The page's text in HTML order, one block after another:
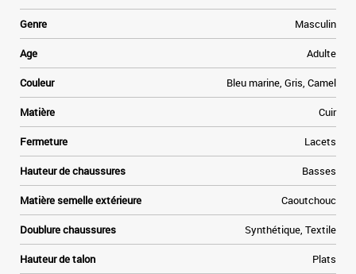
Genre Masculin
Age Adulte
Couleur Bleu marine, Gris, Camel
Matière Cuir
Fermeture Lacets
Hauteur de chaussures Basses
Matière semelle extérieure Caoutchouc
Doublure chaussures Synthétique, Textile
Hauteur de talon Plats